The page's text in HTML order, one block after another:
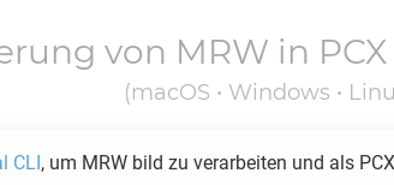
von MRW in PCX
(macOS • Windows •
CLI, um MRW bild zu verarbeiten und als PCX